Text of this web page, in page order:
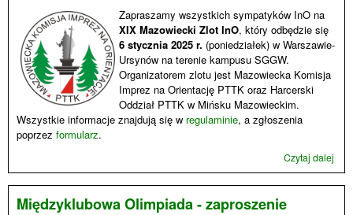
Zapraszamy wszystkich sympatyków InO na
XIX Mazowiecki Zlot InO, który odbędzie się
6 stycznia 2025 r. (poniedziałek) w Warszawie-
Ursynów na terenie kampusu SGGW.
Organizatorem zlotu jest Mazowiecka Komisja
Imprez na Orientację PTTK oraz Harcerski
Oddział PTTK w Mińsku Mazowieckim.
Wszystkie informacje znajdują się w regulaminie, a zgłoszenia
poprzez formularz.
Czytaj dalej
Zlot
Międzyklubowa Olimpiada - zaproszenie